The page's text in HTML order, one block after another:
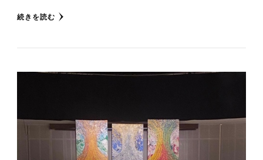
続きを読む